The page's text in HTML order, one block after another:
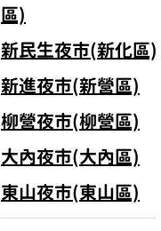
區)
新民生夜市(新化區)
新進夜市(新營區)
柳營夜市(柳營區)
大內夜市(大內區)
東山夜市(東山區)